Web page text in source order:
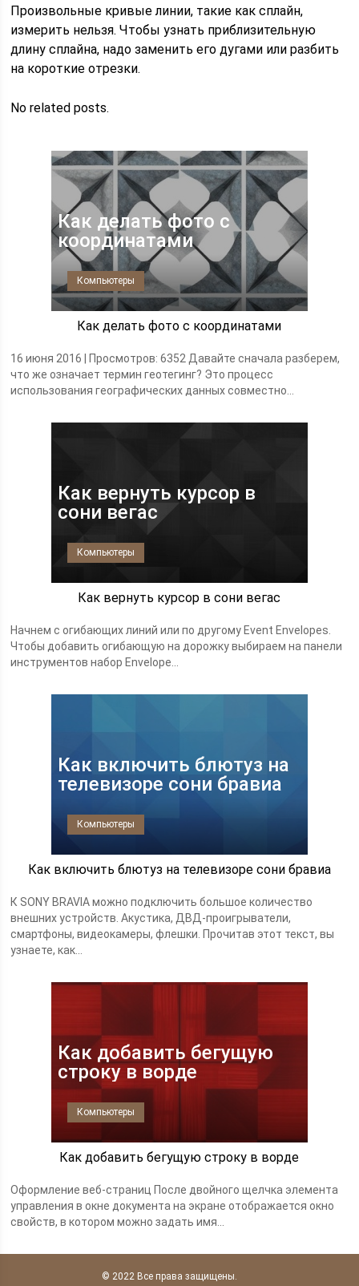
Произвольные кривые линии, такие как сплайн,
измерить нельзя. Чтобы узнать приблизительную
длину сплайна, надо заменить его дугами или разбить
на короткие отрезки.
No related posts.
Как делать фото с
координатами
Компьютеры
Как делать фото с координатами
16 июня 2016 | Просмотров: 6352 Давайте сначала разберем,
что же означает термин геотегинг? Это процесс
использования географических данных совместно...
Как вернуть курсор в
сони вегас
Компьютеры
Как вернуть курсор в сони вегас
Начнем с огибающих линий или по другому Event Envelopes.
Чтобы добавить огибающую на дорожку выбираем на панели
инструментов набор Envelope...
Как включить блютуз на
телевизоре сони бравиа
Компьютеры
Как включить блютуз на телевизоре сони бравиа
К SONY BRAVIA можно подключить большое количество
внешних устройств. Акустика, ДВД-проигрыватели,
смартфоны, видеокамеры, флешки. Прочитав этот текст, вы
узнаете, как...
Как добавить бегущую
строку в ворде
Компьютеры
Как добавить бегущую строку в ворде
Оформление веб-страниц После двойного щелчка элемента
управления в окне документа на экране отображается окно
свойств, в котором можно задать имя...
© 2022 Все права защищены.